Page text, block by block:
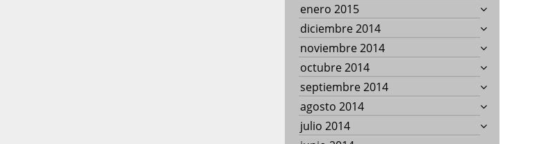
enero 2015
diciembre 2014
noviembre 2014
octubre 2014
septiembre 2014
agosto 2014
julio 2014